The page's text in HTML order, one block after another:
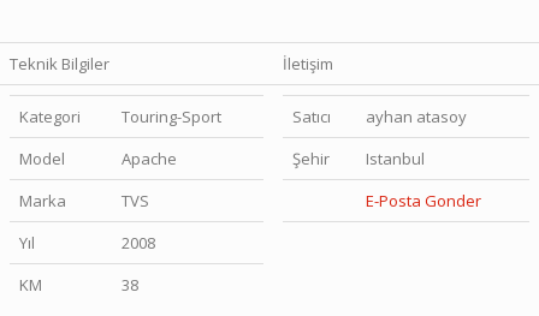
Teknik Bilgiler İletişim
Kategori
Touring-Sport
Model
Apache
Marka
TVS
Yıl
2008
KM
38
Satıcı
ayhan atasoy
Şehir
Istanbul
E-Posta Gonder